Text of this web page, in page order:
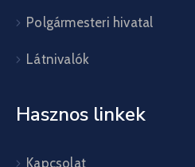
Polgármesteri hivatal
Látnivalók
Hasznos linkek
Kapcsolat